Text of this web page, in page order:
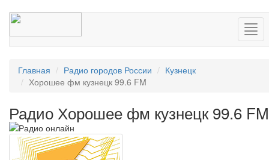
Главная Радио городов России
Кузнецк
Хорошее фм кузнецк 99.6 FM
Радио Хорошее фм кузнецк 99.6 FM